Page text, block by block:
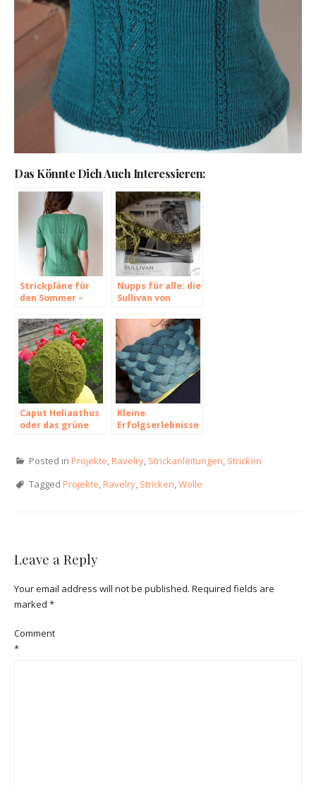
Das Könnte Dich Auch Interessieren:
Strickpläne für
den Sommer –
Robin Melanson
Nupps für alle: die
Sullivan von
Caput Helianthus
oder das grüne
Kleine
Erfolgserlebnisse
Posted in Projekte, Ravelry, Strickanleitungen, Stricken
Tagged Projekte, Ravelry, Stricken,Wolle
Leave a Reply
Your email address will not be published. Required fields are
marked *
Comment
*